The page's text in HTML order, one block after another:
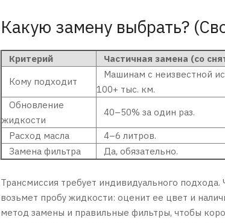
Какую замену выбрать?
Критерий Частичная замена (со
Кому подходит
Машинам с неизвестной
100+ тыс. км.
Обновление
жидкости
40–50% за один раз.
Расход масла 4–6 литров.
Замена фильтра
Да, обязательно.
Трансмиссия требует индивидуального
возьмет пробу жидкости: оценит ее цвет и
метод замены и правильные фильтры, чтобы